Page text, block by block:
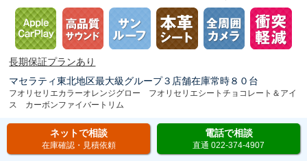
長期保証プランあり
マセラティ東北地区最大級グループ３店舗在庫常時８０台
フオリセリエカラーオレンジグロー フオリセリエシートチョコレート＆アイ
ス カーボンファイバートリム
ネットで相談
在庫確認・見積依頼
電話で相談
直通 022-374-4907